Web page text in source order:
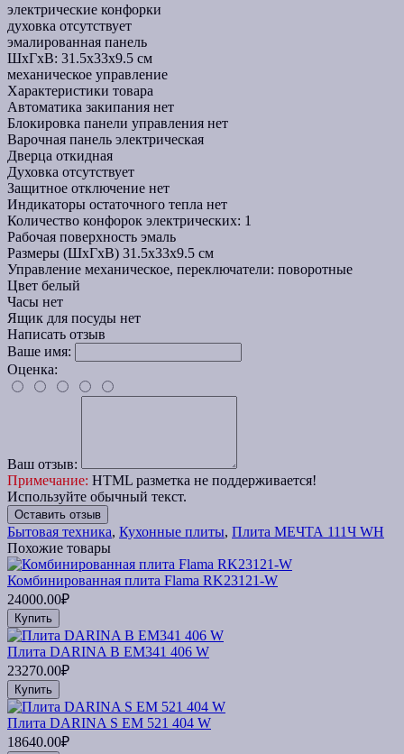
электрические конфорки
духовка отсутствует
эмалированная панель
ШхГхВ: 31.5x33x9.5 см
механическое управление
Характеристики товара
Автоматика закипания нет
Блокировка панели управления нет
Варочная панель электрическая
Дверца откидная
Духовка отсутствует
Защитное отключение нет
Индикаторы остаточного тепла нет
Количество конфорок электрических: 1
Рабочая поверхность эмаль
Размеры (ШхГхВ) 31.5x33x9.5 см
Управление механическое, переключатели: поворотные
Цвет белый
Часы нет
Ящик для посуды нет
Написать отзыв
Ваше имя:
Оценка:
Ваш отзыв:
Примечание: HTML разметка не поддерживается!
Используйте обычный текст.
Оставить отзыв
Бытовая техника, Кухонные плиты, Плита МЕЧТА 111Ч WH
Похожие товары
Комбинированная плита Flama RK23121-W
24000.00₽
Купить
Плита DARINA B EM341 406 W
23270.00₽
Купить
Плита DARINA S EM 521 404 W
18640.00₽